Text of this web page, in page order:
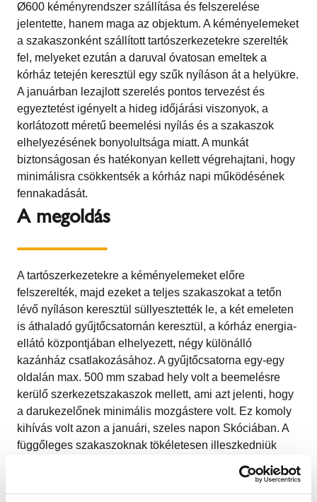
Ø600 kéményrendszer szállítása és felszerelése
jelentette, hanem maga az objektum. A kéményelemeket
a szakaszonként szállított tartószerkezetekre szerelték
fel, melyeket ezután a daruval óvatosan emeltek a
kórház tetején keresztül egy szűk nyíláson át a helyükre.
A januárban lezajlott szerelés pontos tervezést és
egyeztetést igényelt a hideg időjárási viszonyok, a
korlátozott méretű beemelési nyílás és a szakaszok
elhelyezésének bonyolultsága miatt. A munkát
biztonságosan és hatékonyan kellett végrehajtani, hogy
minimálisra csökkentsék a kórház napi működésének
fennakadását.
A megoldás
A tartószerkezetekre a kéményelemeket előre
felszerelték, majd ezeket a teljes szakaszokat a tetőn
lévő nyíláson keresztül süllyesztették le, a két emeleten
is áthaladó gyűjtőcsatornán keresztül, a kórház energia-
ellátó központjában elhelyezett, négy különálló
kazánház csatlakozásához. A gyűjtőcsatorna egy-egy
oldalán max. 500 mm szabad hely volt a beemelésre
kerülő szerkezetszakaszok mellett, ami azt jelenti, hogy
a darukezelőnek minimális mozgástere volt. Ez komoly
kihívás volt azon a januári, szeles napon Skóciában. A
függőleges szakaszoknak tökéletesen illeszkedniük
mindegyike csatlakozhasson az alatta és a felette
lévőhöz. Ez a precíziós tervezés óriási bravúrja, melyet